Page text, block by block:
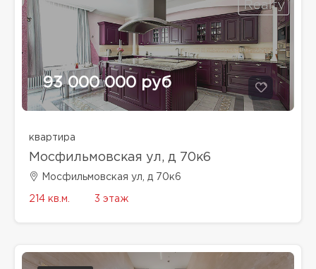
93 000 000 руб
квартира
Мосфильмовская ул, д 70к6
Мосфильмовская ул, д 70к6
214 кв.м. 3 этаж